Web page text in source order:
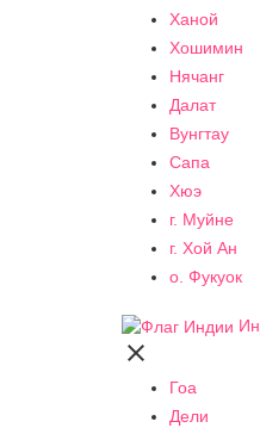
Ханой
Хошимин
Нячанг
Далат
Вунгтау
Сапа
Хюэ
г. Муйне
г. Хой Ан
о. Фукуок

Гоа
Дели